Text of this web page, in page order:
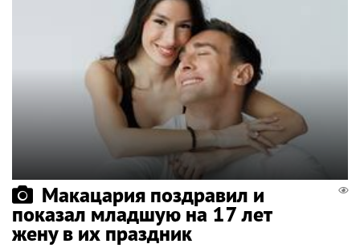
Макацария поздравил и
показал младшую на 17 лет
жену в их праздник